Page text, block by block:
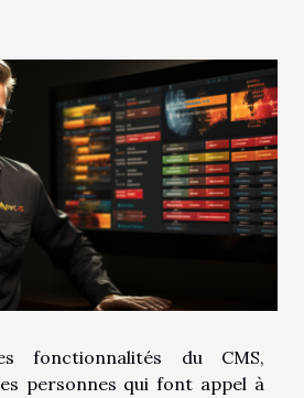
fonctionnalités du CMS,
personnes qui font appel à